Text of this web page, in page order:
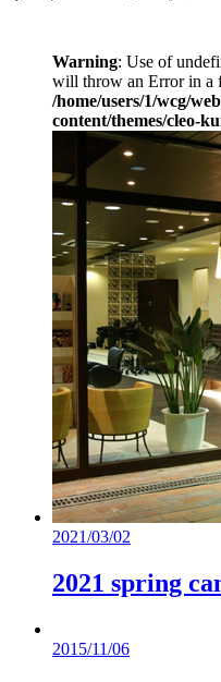
Warning: Use of
will throw an Error in a
/home/users/1/wcg/
content/themes/cleo-
2021/03/02
2021 spring
2015/11/06